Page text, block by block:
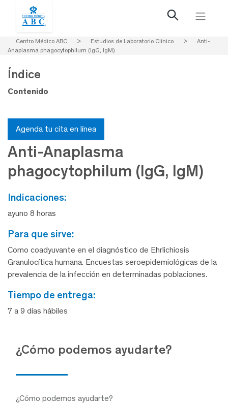
Centro Médico ABC > Estudios de Laboratorio Clínico >
Anti-
Anaplasma phagocytophilum (IgG, IgM)
Anti-Anaplasma
phagocytophilum (IgG, IgM)
indicaciones:
ayuno 8 horas
para que sirve:
Como coadyuvante en el diagnóstico de Ehrlichiosis
Granulocítica humana. Encuestas seroepidemiológicas de la
prevalencia de la infección en determinadas poblaciones.
tiempo de entrega:
7 a 9 días hábiles
¿Cómo podemos ayudarte?
¿Cómo podemos ayudarte?
Índice
Contenido
Agenda tu cita en línea